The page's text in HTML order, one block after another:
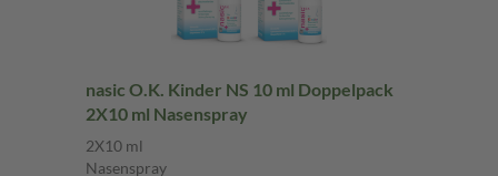
nasic O.K. Kinder NS 10 ml Doppelpack
2X10 ml Nasenspray
2X10 ml
Nasenspray